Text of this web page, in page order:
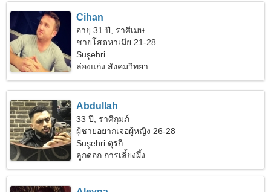
Cihan
อายุ 31 ปี, ราศีเมษ
ชายโสดหาเมีย 21-28
Suşehri
ล่องแก่ง สังคมวิทยา
Abdullah
33 ปี, ราศีกุมภ์
ผู้ชายอยากเจอผู้หญิง 26-28
Suşehri ตุรกี
ลูกดอก การเลี้ยงผึ้ง